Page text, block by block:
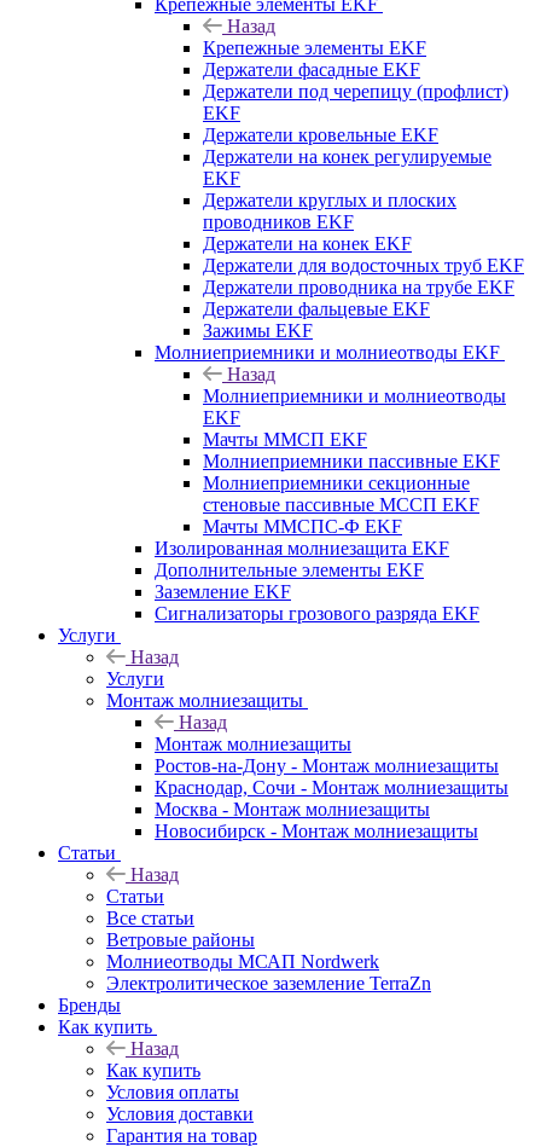
Крепежные элементы EKF
Назад
Крепежные элементы EKF
Держатели фасадные EKF
Держатели под черепицу (профлист)
EKF
Держатели кровельные EKF
Держатели на конек регулируемые
EKF
Держатели круглых и плоских
проводников EKF
Держатели на конек EKF
Держатели для водосточных труб EKF
Держатели проводника на трубе EKF
Держатели фальцевые EKF
Зажимы EKF
Молниеприемники и молниеотводы EKF
Назад
Молниеприемники и молниеотводы
EKF
Мачты ММСП EKF
Молниеприемники пассивные EKF
Молниеприемники секционные
стеновые пассивные МССП EKF
Мачты ММСПС-Ф EKF
Изолированная молниезащита EKF
Дополнительные элементы EKF
Заземление EKF
Сигнализаторы грозового разряда EKF
Услуги
Назад
Услуги
Монтаж молниезащиты
Назад
Монтаж молниезащиты
Ростов-на-Дону - Монтаж молниезащиты
Краснодар, Сочи - Монтаж молниезащиты
Москва - Монтаж молниезащиты
Новосибирск - Монтаж молниезащиты
Статьи
Назад
Статьи
Все статьи
Ветровые районы
Молниеотводы МСАП Nordwerk
Электролитическое заземление TerraZn
Бренды
Как купить
Назад
Как купить
Условия оплаты
Условия доставки
Гарантия на товар